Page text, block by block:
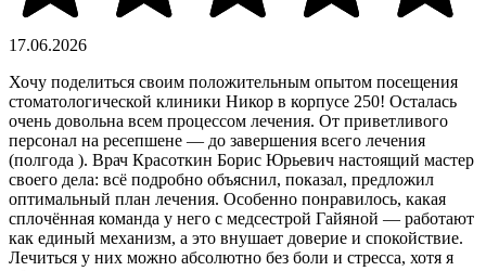
17.06.2026
Хочу поделиться своим положительным опытом посещения
стоматологической клиники Никор в корпусе 250! Осталась
очень довольна всем процессом лечения. От приветливого
персонал на ресепшене — до завершения всего лечения
(полгода ). Врач Красоткин Борис Юрьевич настоящий мастер
своего дела: всё подробно объяснил, показал, предложил
оптимальный план лечения. Особенно понравилось, какая
сплочённая команда у него с медсестрой Гайяной — работают
как единый механизм, а это внушает доверие и спокойствие.
Лечиться у них можно абсолютно без боли и стресса, хотя я